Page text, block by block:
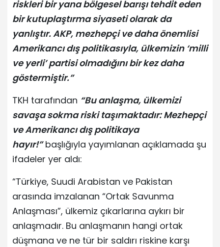
riskleri bir yana bölgesel barışı tehdit eden
bir kutuplaştırma siyaseti olarak da
yanlıştır. AKP, mezhepçi ve daha önemlisi
Amerikancı dış politikasıyla, ülkemizin ‘milli
ve yerli’ partisi olmadığını bir kez daha
göstermiştir.”
TKH tarafından “Bu anlaşma, ülkemizi
savaşa sokma riski taşımaktadır: Mezhepçi
ve Amerikancı dış politikaya
hayır!”başlığıyla yayımlanan açıklamada şu
ifadeler yer aldı:
“Türkiye, Suudi Arabistan ve Pakistan
arasında imzalanan “Ortak Savunma
Anlaşması”, ülkemiz çıkarlarına aykırı bir
anlaşmadır. Bu anlaşmanın hangi ortak
düşmana ve ne tür bir saldırı riskine karşı